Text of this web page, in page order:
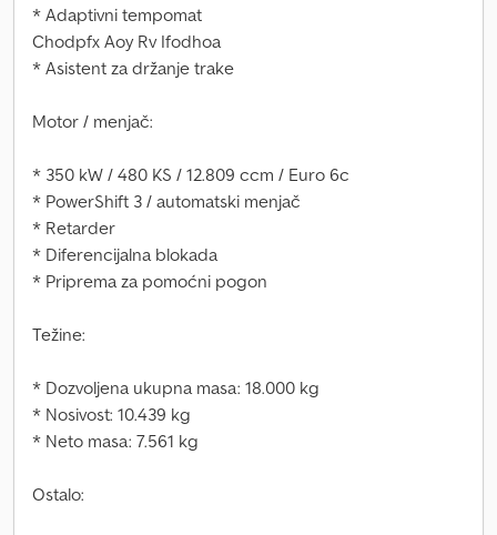
* Adaptivni tempomat
Chodpfx Aoy Rv Ifodhoa
* Asistent za držanje trake
Motor / menjač:
* 350 kW / 480 KS / 12.809 ccm / Euro 6c
* PowerShift 3 / automatski menjač
* Retarder
* Diferencijalna blokada
* Priprema za pomoćni pogon
Težine:
* Dozvoljena ukupna masa: 18.000 kg
* Nosivost: 10.439 kg
* Neto masa: 7.561 kg
Ostalo: